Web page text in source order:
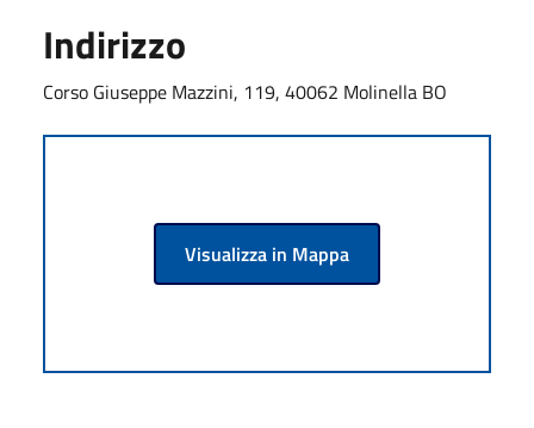
Indirizzo
Corso Giuseppe Mazzini, 119, 40062 Molinella BO
Visualizza in Mappa